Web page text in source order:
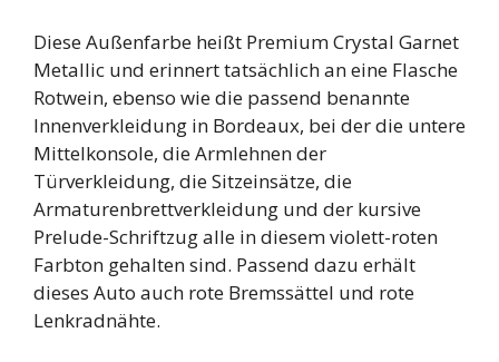
Diese Außenfarbe heißt Premium Crystal Garnet
Metallic und erinnert tatsächlich an eine Flasche
Rotwein, ebenso wie die passend benannte
Innenverkleidung in Bordeaux, bei der die untere
Mittelkonsole, die Armlehnen der
Türverkleidung, die Sitzeinsätze, die
Armaturenbrettverkleidung und der kursive
Prelude-Schriftzug alle in diesem violett-roten
Farbton gehalten sind. Passend dazu erhält
dieses Auto auch rote Bremssättel und rote
Lenkradnähte.